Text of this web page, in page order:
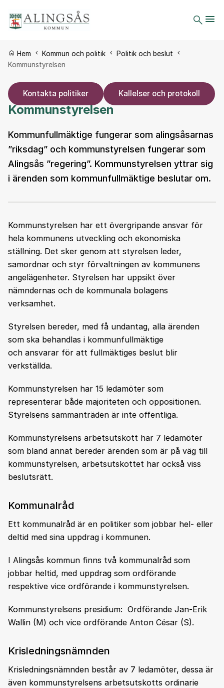
Du är här:
Hem Kommun och politik
Politik och beslut
Kommunstyrelsen
Kontakta politiker Kallelser och protokoll
Kommunstyrelsen
Kommunfullmäktige fungerar som alingsåsarnas
”riksdag” och kommunstyrelsen fungerar som
Alingsås ”regering”. Kommunstyrelsen yttrar sig
i ärenden som kommunfullmäktige beslutar om.
Kommunstyrelsen har ett övergripande ansvar för
hela kommunens utveckling och ekonomiska
ställning. Det sker genom att styrelsen leder,
samordnar och styr förvaltningen av kommunens
angelägenheter. Styrelsen har uppsikt över
nämndernas och de kommunala bolagens
verksamhet.
Styrelsen bereder, med få undantag, alla ärenden
som ska behandlas i kommunfullmäktige
och ansvarar för att fullmäktiges beslut blir
verkställda.
Kommunstyrelsen har 15 ledamöter som
representerar både majoriteten och oppositionen.
Styrelsens sammanträden är inte offentliga.
Kommunstyrelsens arbetsutskott har 7 ledamöter
som bland annat bereder ärenden som är på väg till
kommunstyrelsen, arbetsutskottet har också viss
beslutsrätt.
Kommunalråd
Ett kommunalråd är en politiker som jobbar hel- eller
deltid med sina uppdrag i kommunen.
I Alingsås kommun finns två kommunalråd som
jobbar heltid, med uppdrag som ordförande
respektive vice ordförande i kommunstyrelsen.
Kommunstyrelsens presidium: Ordförande Jan-Erik
Wallin (M) och vice ordförande Anton César (S).
Krisledningsnämnden
Krisledningsnämnden består av 7 ledamöter, dessa är
även kommunstyrelsens arbetsutskotts ordinarie